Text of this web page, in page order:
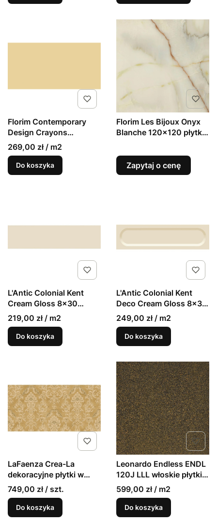
Florim Contemporary
Design Crayons
Buttercream 60x120
269,00 zł / m2
Do koszyka
Florim Les Bijoux Onyx
Blanche 120x120 płytki
Zapytaj o cenę
L'Antic Colonial Kent
Cream Gloss 8x30
cegiełki ścienne połysk
219,00 zł / m2
Do koszyka
L'Antic Colonial Kent
Deco Cream Gloss 8x30
cegiełki ścienne 3D
połysk
249,00 zł / m2
Do koszyka
LaFaenza Crea-La
dekoracyjne płytki w
ornamenty 60x120
749,00 zł / szt.
Do koszyka
Leonardo Endless ENDL
120J LLL włoskie płytki
imitujące żółte lastryko
120x120
599,00 zł / m2
Do koszyka